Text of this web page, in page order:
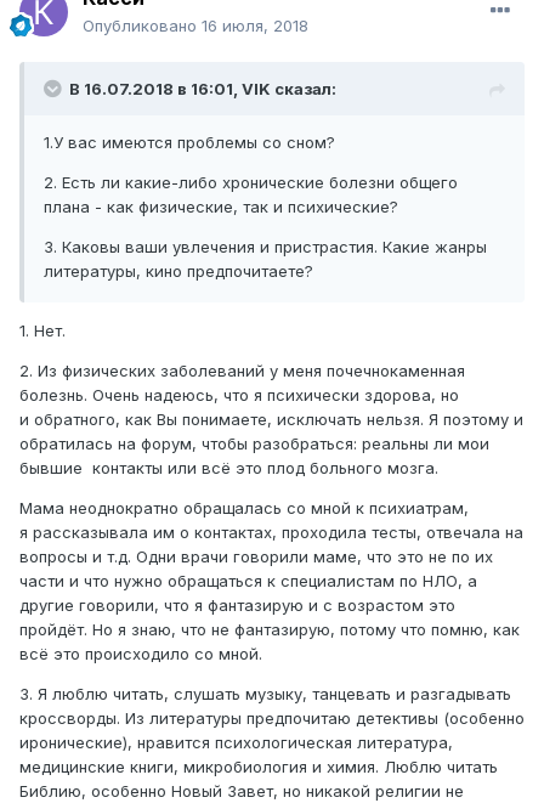
Опубликовано 16 июля, 2018
В 16.07.2018 в 16:01, VIK сказал:
1.У вас имеются проблемы со сном?
2. Есть ли какие-либо хронические болезни общего
плана - как физические, так и психические?
3. Каковы ваши увлечения и пристрастия. Какие жанры
литературы, кино предпочитаете?
1. Нет.
2. Из физических заболеваний у меня почечнокаменная
болезнь. Очень надеюсь, что я психически здорова, но
и обратного, как Вы понимаете, исключать нельзя. Я поэтому и
обратилась на форум, чтобы разобраться: реальны ли мои
бывшие контакты или всё это плод больного мозга.
Мама неоднократно обращалась со мной к психиатрам,
я рассказывала им о контактах, проходила тесты, отвечала на
вопросы и т.д. Одни врачи говорили маме, что это не по их
части и что нужно обращаться к специалистам по НЛО, а
другие говорили, что я фантазирую и с возрастом это
пройдёт. Но я знаю, что не фантазирую, потому что помню, как
всё это происходило со мной.
3. Я люблю читать, слушать музыку, танцевать и разгадывать
кроссворды. Из литературы предпочитаю детективы (особенно
иронические), нравится психологическая литература,
медицинские книги, микробиология и химия. Люблю читать
Библию, особенно Новый Завет, но никакой религии не